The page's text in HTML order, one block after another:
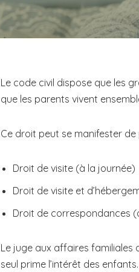
Le code civil dispose que les
que les parents vivent
Ce droit peut se manifester de
Droit de visite (à la journée)
Droit de visite et
Droit de correspondances
Le juge aux affaires familiales
seul prime l’intérêt des enfants.